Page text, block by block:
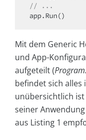
// ...
app.Run()
Mit dem Generic
und App-
aufgeteilt (
befindet sich alles
unübersichtlich
seiner
aus Listing 1